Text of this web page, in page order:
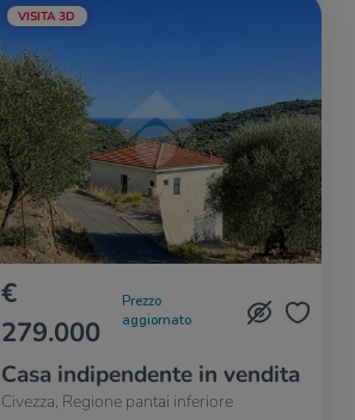
VISITA 3D
€
279.000
Prezzo
aggiornato
Casa indipendente in vendita
Civezza, Regione pantai inferiore